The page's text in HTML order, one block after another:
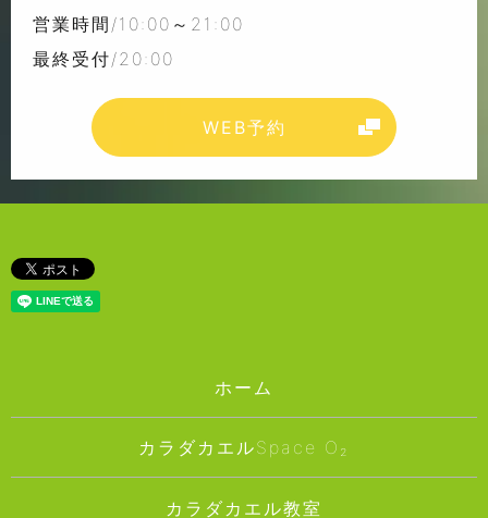
営業時間/10:00～21:00
最終受付/20:00
WEB予約
ホーム
カラダカエルSpace O₂
カラダカエル教室